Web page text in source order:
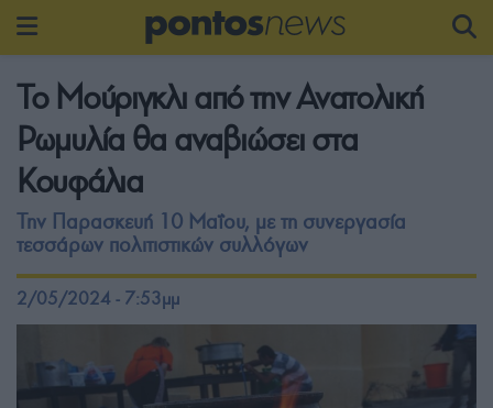
Το Μούριγκλι από την Ανατολική
Ρωμυλία θα αναβιώσει στα
Κουφάλια
Την Παρασκευή 10 Μαΐου, με τη συνεργασία
τεσσάρων πολιτιστικών συλλόγων
2/05/2024 - 7:53μμ